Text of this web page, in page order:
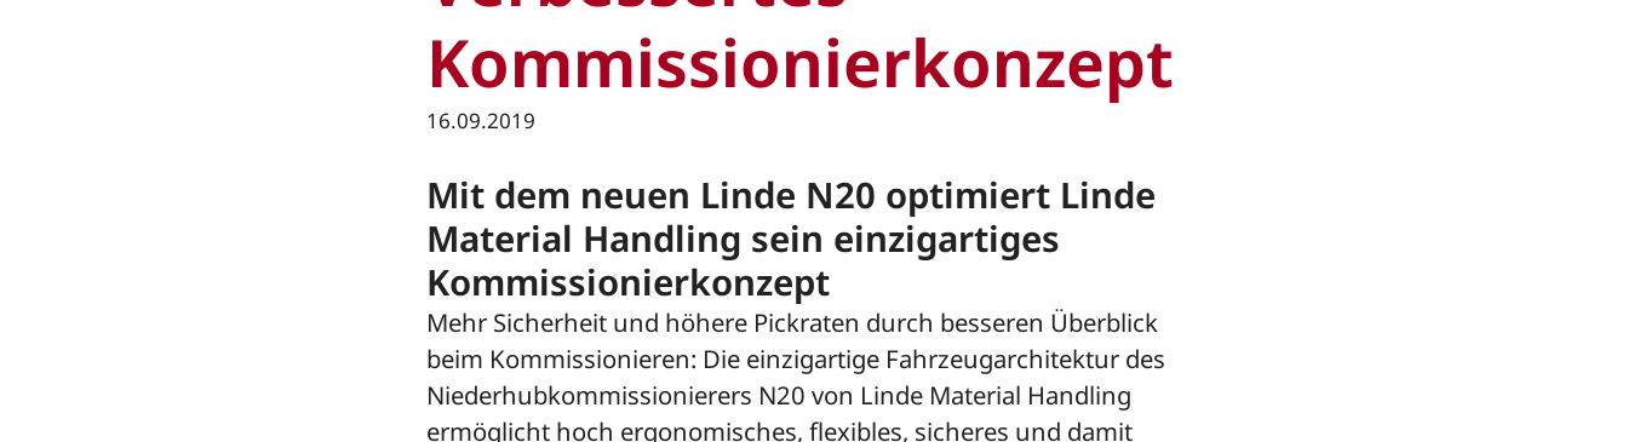
Kommissionierkonzept
16.09.2019
Mit dem neuen Linde N20 optimiert Linde
Material Handling sein einzigartiges
Kommissionierkonzept
Mehr Sicherheit und höhere Pickraten durch besseren Überblick
beim Kommissionieren: Die einzigartige Fahrzeugarchitektur des
Niederhubkommissionierers N20 von Linde Material Handling
ermöglicht hoch ergonomisches, flexibles, sicheres und damit